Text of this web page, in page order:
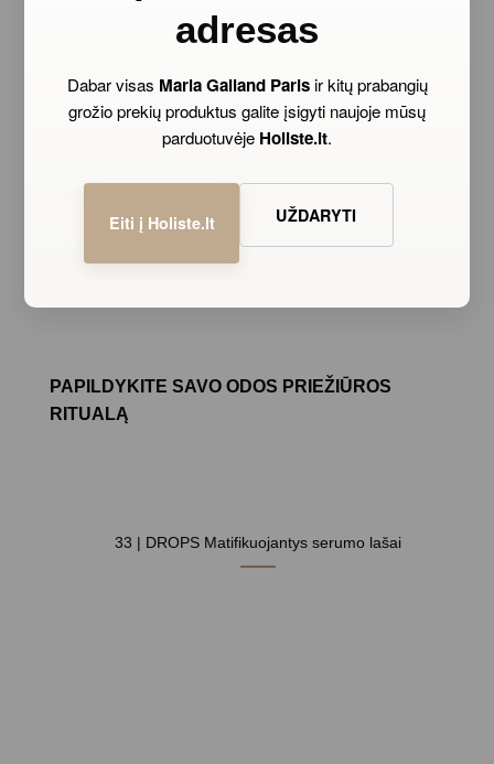
adresas
Dabar visas Maria Galland Parisir kitų prabangių
grožio prekių produktus galite įsigyti naujoje mūsų
parduotuvėje Holiste.lt.
Eiti į Holiste.lt UŽDARYTI
PAPILDYKITE SAVO ODOS PRIEŽIŪROS
RITUALĄ
33 | DROPS Matifikuojantys serumo lašai